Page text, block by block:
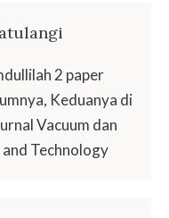
2 paper
Keduanya di
Vacuum dan
Technology